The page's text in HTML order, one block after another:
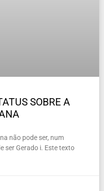
SOBRE A
não pode ser, num
ser Gerado i. Este texto